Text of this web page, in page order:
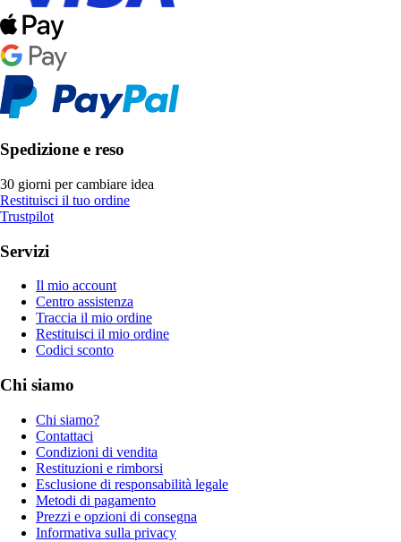
Spedizione e reso
30 giorni per cambiare idea
Restituisci il tuo ordine
Trustpilot
Servizi
Il mio account
Centro assistenza
Traccia il mio ordine
Restituisci il mio ordine
Codici sconto
Chi siamo
Chi siamo?
Contattaci
Condizioni di vendita
Restituzioni e rimborsi
Esclusione di responsabilità legale
Metodi di pagamento
Prezzi e opzioni di consegna
Informativa sulla privacy